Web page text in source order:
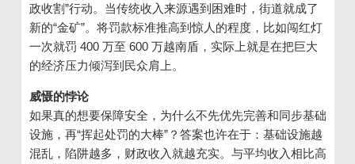
政收割”行动。当传统收入来源遇到困难时，街道就成了
新的“金矿”。将罚款标准推高到惊人的程度，比如闯红灯
一次就罚 400 万至 600 万越南盾，实际上就是在把巨大
的经济压力倾泻到民众肩上。
威慑的悖论
如果真的想要保障安全，为什么不先优先完善和同步基础
设施，再“挥起处罚的大棒”？答案也许在于：基础设施越
混乱，陷阱越多，财政收入就越充实。与平均收入相比高